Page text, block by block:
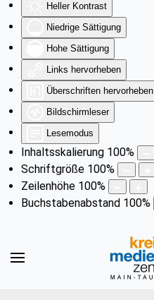
Heller Kontrast
Niedrige Sättigung
Hohe Sättigung
Links hervorheben
Überschriften hervorheben
Bildschirmleser
Lesemodus
Inhaltsskalierung 100%
Schriftgröße 100%
Zeilenhöhe 100%
Buchstabenabstand 100%